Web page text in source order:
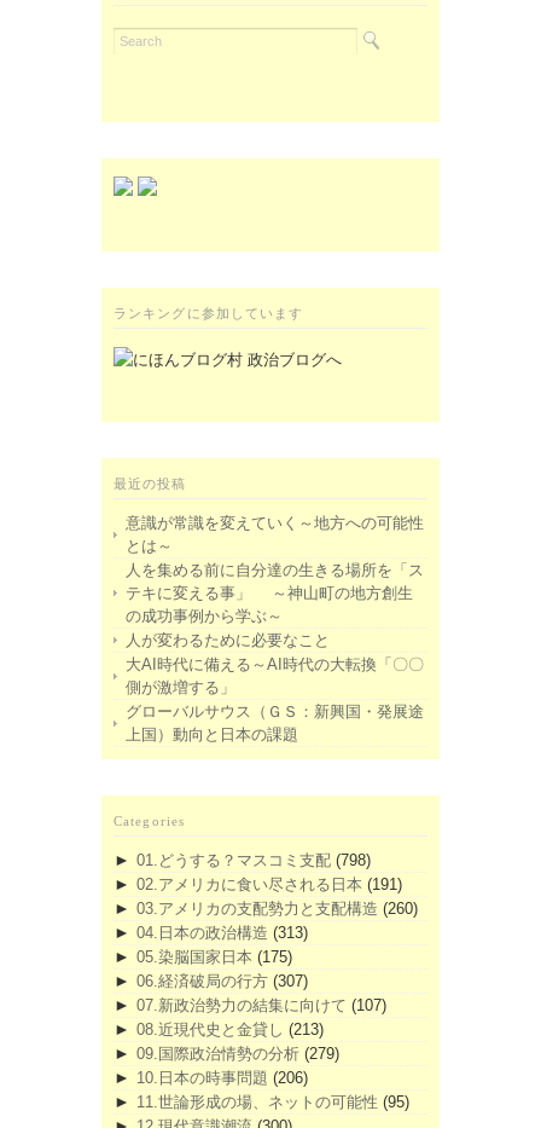
ランキングに参加しています
最近の投稿
意識が常識を変えていく～地方への可能性
とは～
人を集める前に自分達の生きる場所を「ス
テキに変える事」 ～神山町の地方創生
の成功事例から学ぶ～
人が変わるために必要なこと
大AI時代に備える～AI時代の大転換「〇〇
側が激増する」
グローバルサウス（ＧＳ：新興国・発展途
上国）動向と日本の課題
Categories
► 01.どうする？マスコミ支配 (798)
► 02.アメリカに食い尽される日本 (191)
► 03.アメリカの支配勢力と支配構造 (260)
► 04.日本の政治構造 (313)
► 05.染脳国家日本 (175)
► 06.経済破局の行方 (307)
► 07.新政治勢力の結集に向けて (107)
► 08.近現代史と金貸し (213)
► 09.国際政治情勢の分析 (279)
► 10.日本の時事問題 (206)
► 11.世論形成の場、ネットの可能性 (95)